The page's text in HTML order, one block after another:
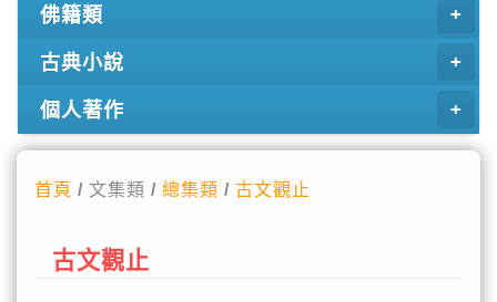
佛籍類
古典小說
個人著作
首頁 / 文集類 /總集類 /古文觀止
古文觀止